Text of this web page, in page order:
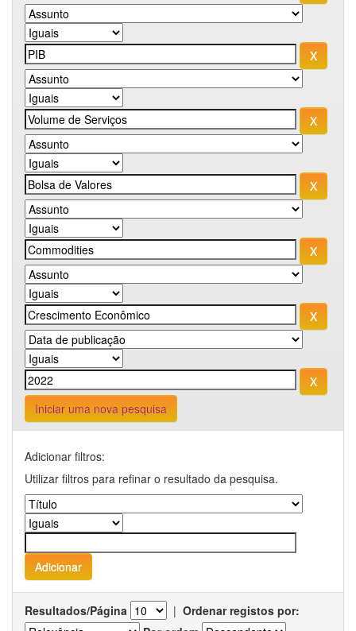
Iniciar uma nova pesquisa
Adicionar filtros:
Utilizar filtros para refinar o resultado da pesquisa.
Resultados/Página | Ordenar registos por: